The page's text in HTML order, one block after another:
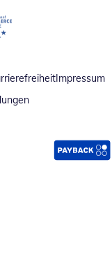
in neuem Fenster
Impressum